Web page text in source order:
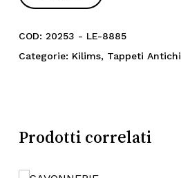
COD: 20253 - LE-8885
Categorie: Kilims, Tappeti Antichi
Prodotti correlati